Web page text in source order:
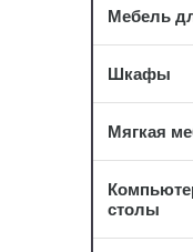
Мебель
Шкафы
Мягкая
столы